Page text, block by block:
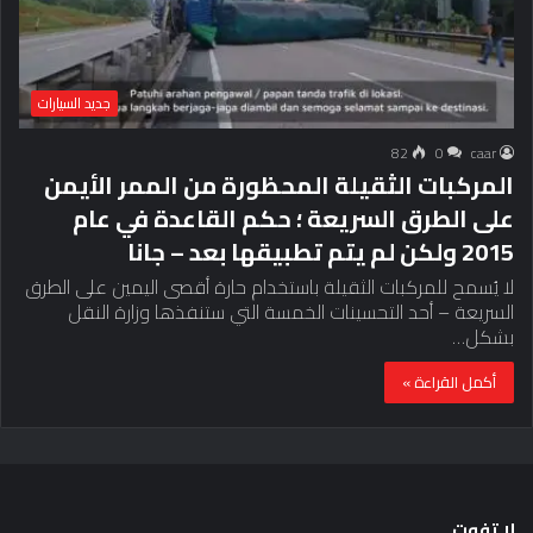
جديد السيارات
caar
0
82
المركبات الثقيلة المحظورة من الممر الأيمن
على الطرق السريعة ؛ حكم القاعدة في عام
2015 ولكن لم يتم تطبيقها بعد – جانا
لا يُسمح للمركبات الثقيلة باستخدام حارة أقصى اليمين على الطرق
السريعة – أحد التحسينات الخمسة التي ستنفذها وزارة النقل
بشكل…
أكمل القراءة »